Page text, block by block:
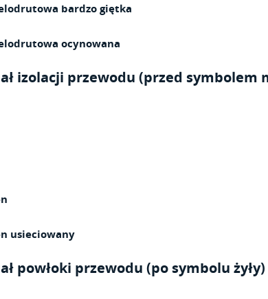
bardzo giętka
ocynowana
izolacji przewodu (przed symbolem
usieciowany
powłoki przewodu (po symbolu żyły)